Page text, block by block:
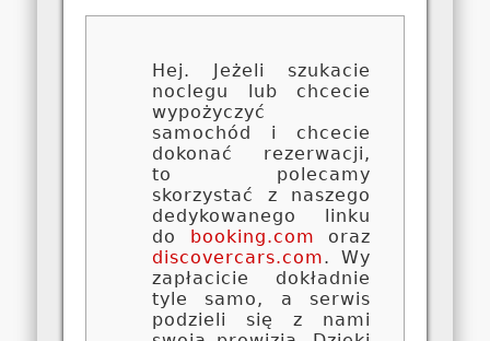
Hej. Jeżeli szukacie
noclegu lub chcecie
wypożyczyć
samochód i chcecie
dokonać rezerwacji,
to polecamy
skorzystać z naszego
dedykowanego linku
do booking.com oraz
discovercars.com. Wy
zapłacicie dokładnie
tyle samo, a serwis
podzieli się z nami